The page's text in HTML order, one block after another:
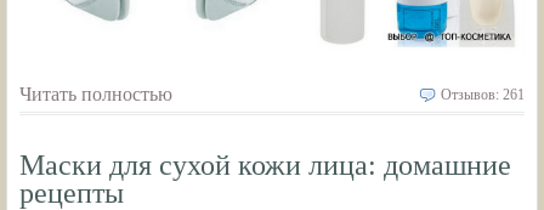
Читать полностью Отзывов: 261
Маски для сухой кожи лица: домашние
рецепты